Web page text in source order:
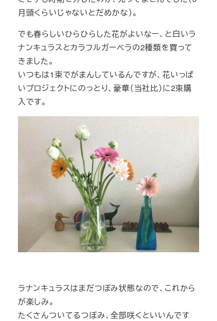
月頭くらいじゃないとだめかな）。
でも春らしいひらひらした花がよいなー、と白いラ
ナンキュラスとカラフルガーベラの2種類を買って
きました。
いつもは1束でがまんしているんですが、花いっぱ
いプロジェクトにのっとり、豪華（当社比）に2束購
入です。
ラナンキュラスはまだつぼみ状態なので、これから
が楽しみ。
たくさんついてるつぼみ、全部咲くといいんです